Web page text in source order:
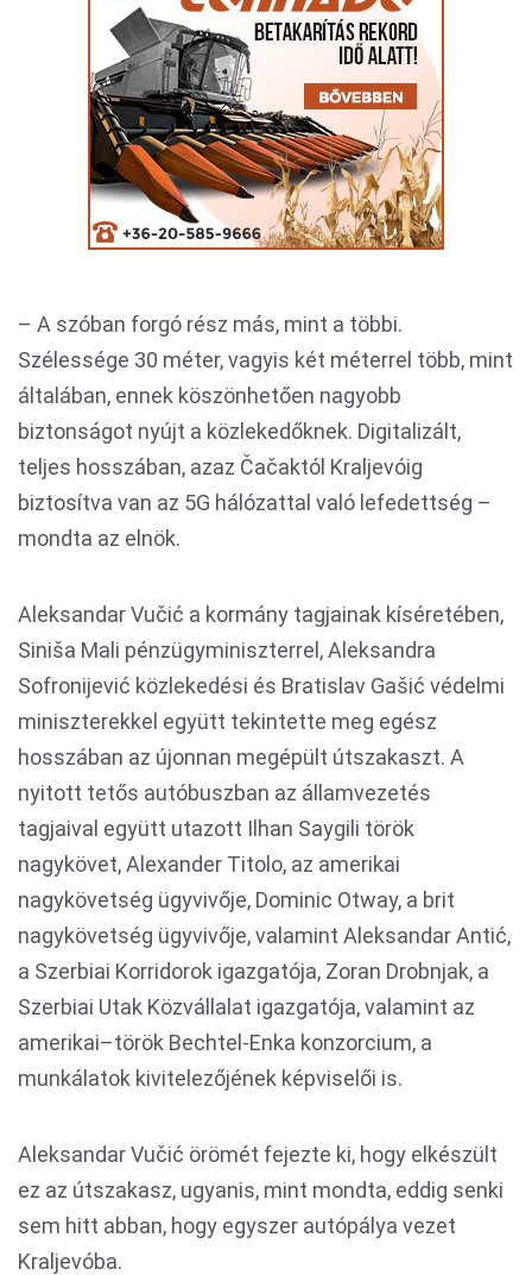
– A szóban forgó rész más, mint a többi.
Szélessége 30 méter, vagyis két méterrel több, mint
általában, ennek köszönhetően nagyobb
biztonságot nyújt a közlekedőknek. Digitalizált,
teljes hosszában, azaz Čačaktól Kraljevóig
biztosítva van az 5G hálózattal való lefedettség –
mondta az elnök.
Aleksandar Vučić a kormány tagjainak kíséretében,
Siniša Mali pénzügyminiszterrel, Aleksandra
Sofronijević közlekedési és Bratislav Gašić védelmi
miniszterekkel együtt tekintette meg egész
hosszában az újonnan megépült útszakaszt. A
nyitott tetős autóbuszban az államvezetés
tagjaival együtt utazott Ilhan Saygili török
nagykövet, Alexander Titolo, az amerikai
nagykövetség ügyvivője, Dominic Otway, a brit
nagykövetség ügyvivője, valamint Aleksandar Antić,
a Szerbiai Korridorok igazgatója, Zoran Drobnjak, a
Szerbiai Utak Közvállalat igazgatója, valamint az
amerikai–török Bechtel-Enka konzorcium, a
munkálatok kivitelezőjének képviselői is.
Aleksandar Vučić örömét fejezte ki, hogy elkészült
ez az útszakasz, ugyanis, mint mondta, eddig senki
sem hitt abban, hogy egyszer autópálya vezet
Kraljevóba.